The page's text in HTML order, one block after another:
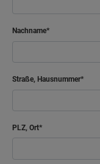
Nachname
Straße, Hausnummer
PLZ, Ort